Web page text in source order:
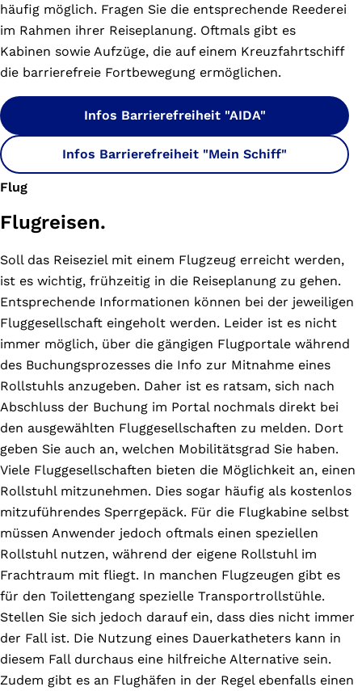
häufig möglich. Fragen Sie die entsprechende Reederei
im Rahmen ihrer Reiseplanung. Oftmals gibt es
Kabinen sowie Aufzüge, die auf einem Kreuzfahrtschiff
die barrierefreie Fortbewegung ermöglichen.
Infos Barrierefreiheit "AIDA"
Infos Barrierefreiheit "Mein Schiff"
Flug
Flugreisen.
Soll das Reiseziel mit einem Flugzeug erreicht werden,
ist es wichtig, frühzeitig in die Reiseplanung zu gehen.
Entsprechende Informationen können bei der jeweiligen
Fluggesellschaft eingeholt werden. Leider ist es nicht
immer möglich, über die gängigen Flugportale während
des Buchungsprozesses die Info zur Mitnahme eines
Rollstuhls anzugeben. Daher ist es ratsam, sich nach
Abschluss der Buchung im Portal nochmals direkt bei
den ausgewählten Fluggesellschaften zu melden. Dort
geben Sie auch an, welchen Mobilitätsgrad Sie haben.
Viele Fluggesellschaften bieten die Möglichkeit an, einen
Rollstuhl mitzunehmen. Dies sogar häufig als kostenlos
mitzuführendes Sperrgepäck. Für die Flugkabine selbst
müssen Anwender jedoch oftmals einen speziellen
Rollstuhl nutzen, während der eigene Rollstuhl im
Frachtraum mit fliegt. In manchen Flugzeugen gibt es
für den Toilettengang spezielle Transportrollstühle.
Stellen Sie sich jedoch darauf ein, dass dies nicht immer
der Fall ist. Die Nutzung eines Dauerkatheters kann in
diesem Fall durchaus eine hilfreiche Alternative sein.
Zudem gibt es an Flughäfen in der Regel ebenfalls einen